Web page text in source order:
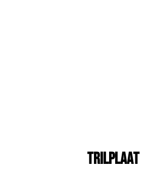
Trilplaat